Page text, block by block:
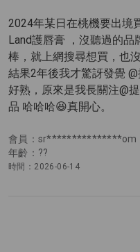
會員：sr***************om
年齡：??
時間：2026-06-14
2024年某日在桃機要出境
Land護唇膏 ，沒聽過的
棒，就上網搜尋想買，
結果2年後我才驚訝發覺
好熟，原來是我長關注@
品 哈哈哈😆真開心。